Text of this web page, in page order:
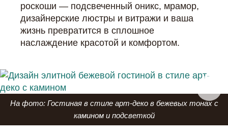
роскоши — подсвеченный оникс, мрамор,
дизайнерские люстры и витражи и ваша
жизнь превратится в сплошное
наслаждение красотой и комфортом.
На фото: Гостиная в стиле арт-деко в бежевых тонах с
камином и подсветкой